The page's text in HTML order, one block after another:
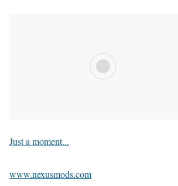
Just a moment...
www.nexusmods.com